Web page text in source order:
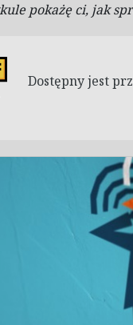
pokażę ci, jak
Dostępny jest